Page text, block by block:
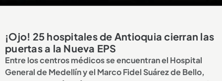
¡Ojo! 25 hospitales de Antioquia cierran las
puertas a la Nueva EPS
Entre los centros médicos se encuentran el Hospital
General de Medellín y el Marco Fidel Suárez de Bello,